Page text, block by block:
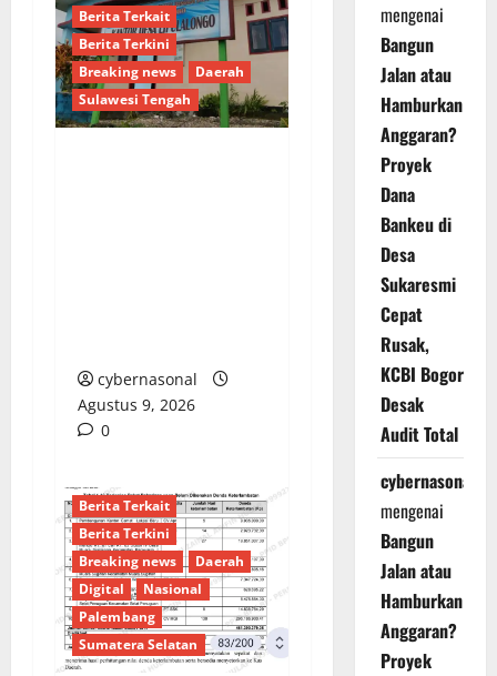
Berita Terkait
Berita Terkini
Breaking news
Daerah
Sulawesi Tengah
cybernasonal
Agustus 9, 2026
0
Berita Terkait
Berita Terkini
Breaking news
Daerah
Digital
Nasional
Palembang
Sumatera Selatan
mengenai
Bangun
Jalan atau
Hamburkan
Anggaran?
Proyek
Dana
Bankeu di
Desa
Sukaresmi
Cepat
Rusak,
KCBI Bogor
Desak
Audit Total
cybernasonal
mengenai
Bangun
Jalan atau
Hamburkan
Anggaran?
Proyek